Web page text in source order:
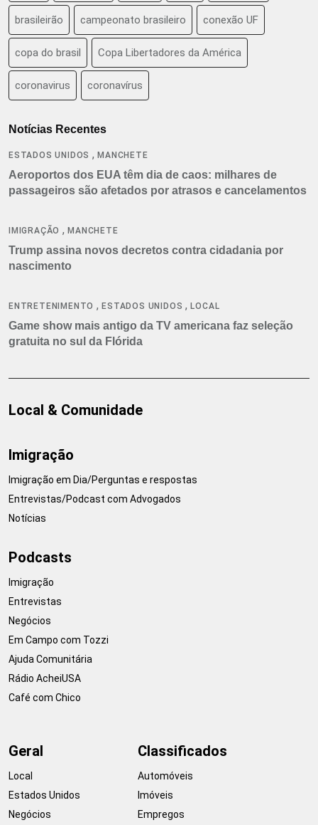
brasileirão campeonato brasileiro conexão UF
copa do brasil Copa Libertadores da América
coronavirus coronavírus
Notícias Recentes
ESTADOS UNIDOS ,MANCHETE
Aeroportos dos EUA têm dia de caos: milhares de
passageiros são afetados por atrasos e cancelamentos
IMIGRAÇÃO ,MANCHETE
Trump assina novos decretos contra cidadania por
nascimento
ENTRETENIMENTO ,ESTADOS UNIDOS ,LOCAL
Game show mais antigo da TV americana faz seleção
gratuita no sul da Flórida
Local & Comunidade
Imigração
Imigração em Dia/Perguntas e respostas
Entrevistas/Podcast com Advogados
Notícias
Podcasts
Imigração
Entrevistas
Negócios
Em Campo com Tozzi
Ajuda Comunitária
Rádio AcheiUSA
Café com Chico
Geral
Local
Estados Unidos
Negócios
Classificados
Automóveis
Imóveis
Empregos